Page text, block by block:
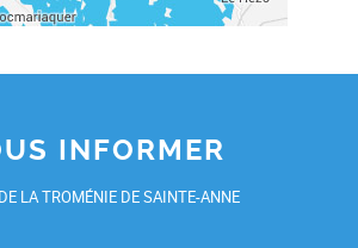
INFORMER
LA TROMÉNIE DE SAINTE-ANNE